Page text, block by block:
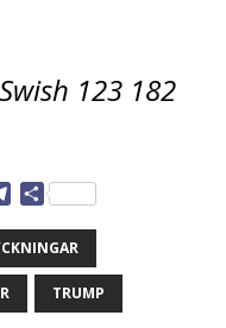
123 182
l
e
r
D
l
a
TRUMP